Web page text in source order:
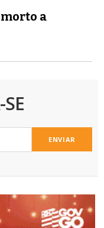
a
ENVIAR